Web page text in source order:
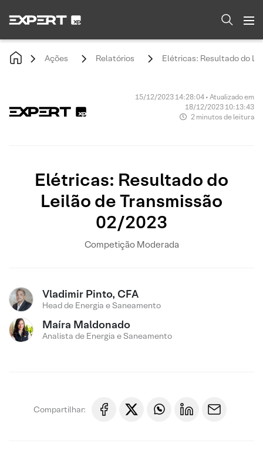
Ações Relatórios Elétricas: Resultado do
15/12/2023 14:28:04 • Atualizado em
18/12/2023 10:13:43
2 minutos de leitura
Elétricas: Resultado do
Leilão de Transmissão
02/2023
Competição Moderada
Vladimir Pinto, CFA
Head de Energia e Saneamento
Maíra Maldonado
Analista de Energia e Saneamento
Compartilhar: